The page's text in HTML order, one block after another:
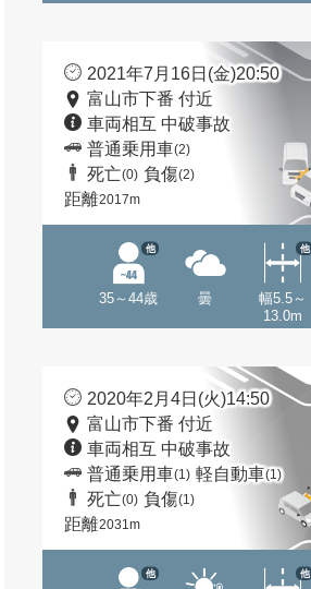
2021年7月16日(金)20:50
富山市下番 付近
車両相互 中破事故
普通乗用車(2)
死亡(0) 負傷(2)
距離2017m
35～44歳
他
曇
幅5.5～
13.0m
他
2020年2月4日(火)14:50
富山市下番 付近
車両相互 中破事故
普通乗用車(1) 軽自動車(1)
死亡(0) 負傷(1)
距離2031m
他 他